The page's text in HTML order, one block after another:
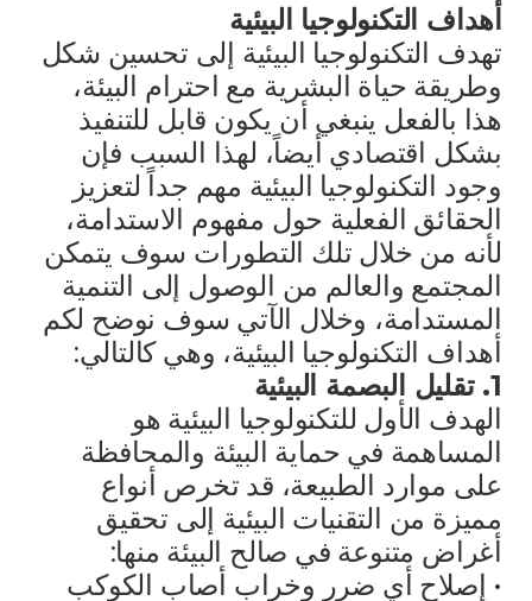
أهداف التكنولوجيا البيئية
تهدف التكنولوجيا البيئية إلى تحسين شكل
وطريقة حياة البشرية مع احترام البيئة،
هذا بالفعل ينبغي أن يكون قابل للتنفيذ
بشكل اقتصادي أيضاً، لهذا السبب فإن
وجود التكنولوجيا البيئية مهم جداً لتعزيز
الحقائق الفعلية حول مفهوم الاستدامة،
لأنه من خلال تلك التطورات سوف يتمكن
المجتمع والعالم من الوصول إلى التنمية
المستدامة، وخلال الآتي سوف نوضح لكم
أهداف التكنولوجيا البيئية، وهي كالتالي:
1. تقليل البصمة البيئية
الهدف الأول للتكنولوجيا البيئية هو
المساهمة في حماية البيئة والمحافظة
على موارد الطبيعة، قد تخرص أنواع
مميزة من التقنيات البيئية إلى تحقيق
أغراض متنوعة في صالح البيئة منها:
• إصلاح أي ضرر وخراب أصاب الكوكب